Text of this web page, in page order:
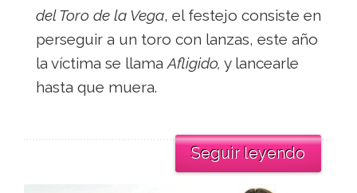
del Toro de la Vega, el festejo consiste en
perseguir a un toro con lanzas, este año
la víctima se llama Afligido, y lancearle
hasta que muera.
Seguir leyendo